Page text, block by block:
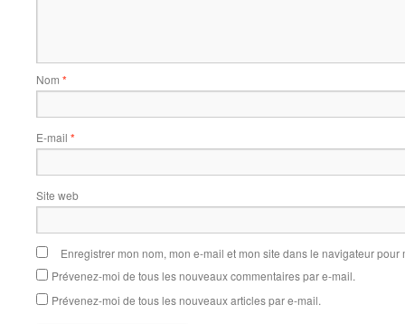
Nom *
E-mail *
Site web
Enregistrer mon nom, mon e-mail et mon site dans le navigateur
Prévenez-moi de tous les nouveaux commentaires par e-mail.
Prévenez-moi de tous les nouveaux articles par e-mail.